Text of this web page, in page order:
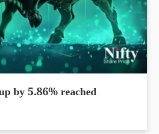
by 5.86% reached